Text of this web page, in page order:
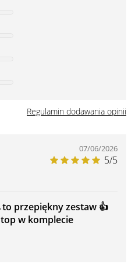
Regulamin dodawania opinii
07/06/2026
5/5
przepiękny zestaw 👍
w komplecie